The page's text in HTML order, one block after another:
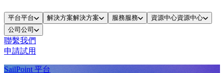
平台平台 解決方案解決方案 服務服務 資源中心資源中心
公司 公司
聯繫我們
申請試用
SailPoint 平台